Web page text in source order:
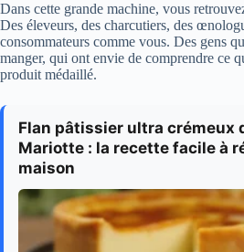
Dans cette grande machine, vous
Des éleveurs, des charcutiers, des
consommateurs comme vous. Des gens
manger, qui ont envie de comprendre ce
produit médaillé.
Flan pâtissier ultra crémeux
Mariotte : la recette facile à
maison